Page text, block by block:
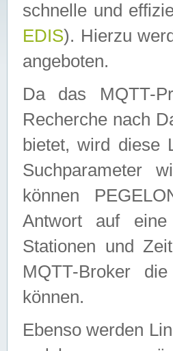
schnelle und
EDIS). Hierzu
angeboten.
Da das MQTT-
Recherche nach
bietet, wird diese
Suchparameter
können
Antwort auf eine
Stationen und
MQTT-Broker
können.
Ebenso werden